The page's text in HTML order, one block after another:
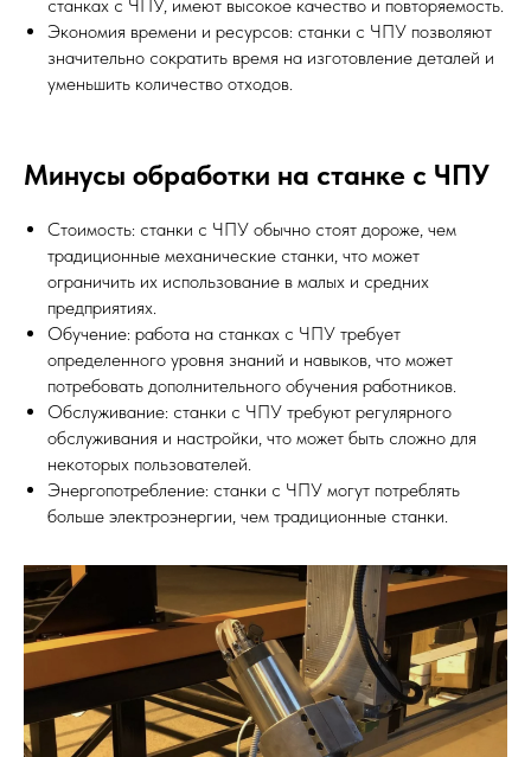
станках с ЧПУ, имеют высокое качество и повторяемость.
Экономия времени и ресурсов: станки с ЧПУ позволяют
значительно сократить время на изготовление деталей и
уменьшить количество отходов.
Минусы обработки на станке с ЧПУ
Стоимость: станки с ЧПУ обычно стоят дороже, чем
традиционные механические станки, что может
ограничить их использование в малых и средних
предприятиях.
Обучение: работа на станках с ЧПУ требует
определенного уровня знаний и навыков, что может
потребовать дополнительного обучения работников.
Обслуживание: станки с ЧПУ требуют регулярного
обслуживания и настройки, что может быть сложно для
некоторых пользователей.
Энергопотребление: станки с ЧПУ могут потреблять
больше электроэнергии, чем традиционные станки.